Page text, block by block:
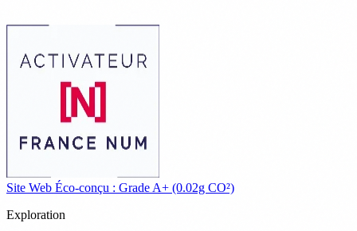
Site Web Éco-conçu : Grade A+ (0.02g CO²)
Exploration